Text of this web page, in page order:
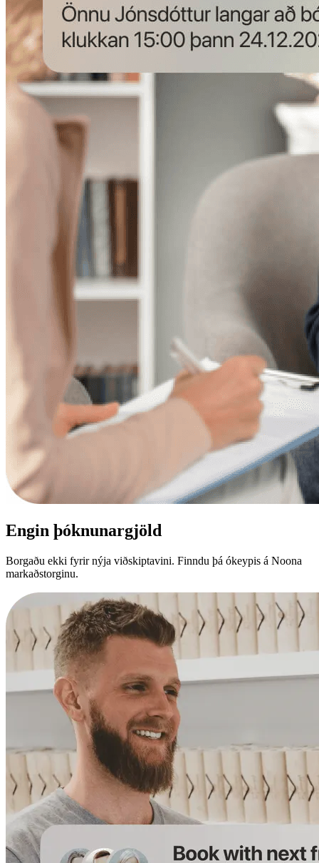
Engin þóknunargjöld
Borgaðu ekki fyrir nýja viðskiptavini. Finndu þá ókeypis á Noona
markaðstorginu.